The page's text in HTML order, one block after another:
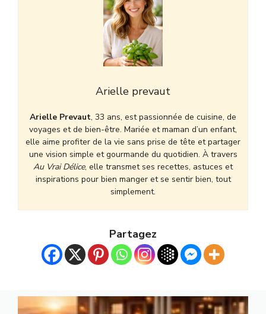
Arielle prevaut
Arielle Prevaut, 33 ans, est passionnée de cuisine, de
voyages et de bien-être. Mariée et maman d’un enfant,
elle aime profiter de la vie sans prise de tête et partager
une vision simple et gourmande du quotidien. À travers
Au Vrai Délice, elle transmet ses recettes, astuces et
inspirations pour bien manger et se sentir bien, tout
simplement.
Partagez